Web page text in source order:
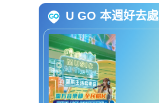
U GO 本週好去處